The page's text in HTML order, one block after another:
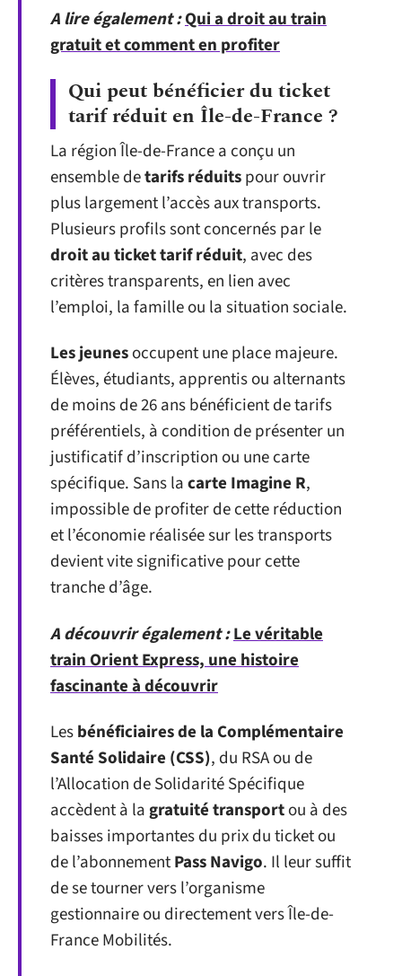
A lire également :Qui a droit au train
gratuit et comment en profiter
Qui peut bénéficier du ticket
tarif réduit en Île-de-France ?
La région Île-de-France a conçu un
ensemble detarifs réduitspour ouvrir
plus largement l’accès aux transports.
Plusieurs profils sont concernés par le
droit au ticket tarif réduit, avec des
critères transparents, en lien avec
l’emploi, la famille ou la situation sociale.
Les jeunesoccupent une place majeure.
Élèves, étudiants, apprentis ou alternants
de moins de 26 ans bénéficient de tarifs
préférentiels, à condition de présenter un
justificatif d’inscription ou une carte
spécifique. Sans lacarte Imagine R,
impossible de profiter de cette réduction
et l’économie réalisée sur les transports
devient vite significative pour cette
tranche d’âge.
A découvrir également :Le véritable
train Orient Express, une histoire
fascinante à découvrir
Lesbénéficiaires de la Complémentaire
Santé Solidaire (CSS), du RSA ou de
l’Allocation de Solidarité Spécifique
accèdent à lagratuité transportou à des
baisses importantes du prix du ticket ou
de l’abonnementPass Navigo. Il leur suffit
de se tourner vers l’organisme
gestionnaire ou directement vers Île-de-
France Mobilités.